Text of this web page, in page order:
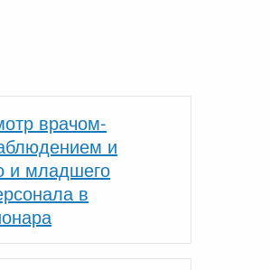
врачом-
и
и младшего
в